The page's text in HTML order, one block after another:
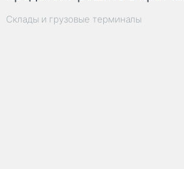
Склады и грузовые терминалы